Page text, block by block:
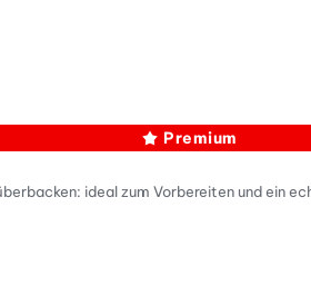
Premium
ideal zum Vorbereiten und ein